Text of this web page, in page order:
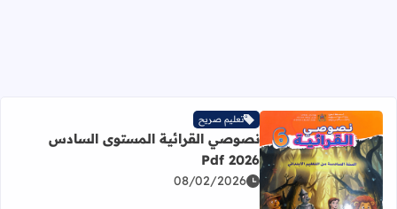
اقرأ المزيد عن نصوصي القرائية المستوى السادس 2026 Pdf
تعليم صريح
نصوصي القرائية المستوى السادس
2026 Pdf
08/02/2026